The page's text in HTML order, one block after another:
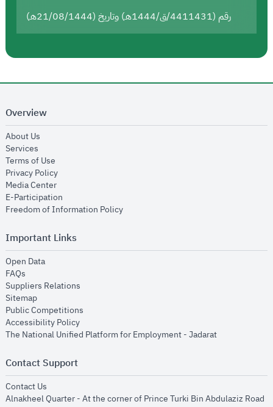
رقم (4411431/ق/1444هـ) وتاريخ (21/08/1444هـ)
Overview
About Us
Services
Terms of Use
Privacy Policyopens in new window
Media Centeropens in new window
E-Participation
Freedom of Information Policyopens in new window
Important Links
Open Dataopens in new window
FAQs
Suppliers Relations
Sitemapopens in new window
Public Competitions
Accessibility Policyopens in new window
The National Unified Platform for Employment - Jadaratopens in new
Contact Support
Contact Us
Alnakheel Quarter - At the corner of Prince Turki Bin Abdulaziz Road